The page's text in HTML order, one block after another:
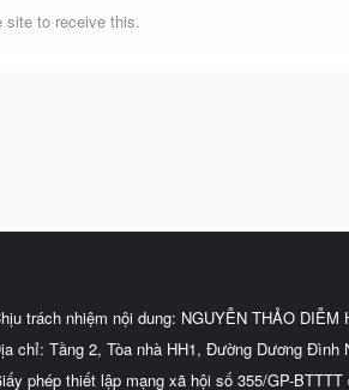
site to receive this.
trách nhiệm nội dung: NGUYỄN THẢO DIỄM
chỉ: Tầng 2, Tòa nhà HH1, Đường Dương Đình
phép thiết lập mạng xã hội số 355/GP-